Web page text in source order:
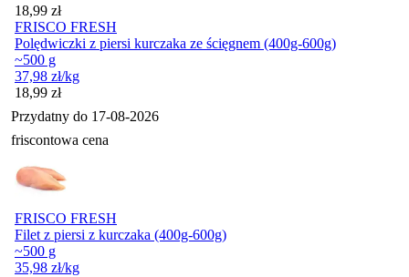
Cena
18,99 zł
FRISCO FRESH
Polędwiczki z piersi kurczaka ze ścięgnem (400g-600g)
~500 g
37,98 zł/kg
Cena
18,99 zł
Przydatny do 17-08-2026
friscontowa cena
FRISCO FRESH
Filet z piersi z kurczaka (400g-600g)
~500 g
35,98 zł/kg